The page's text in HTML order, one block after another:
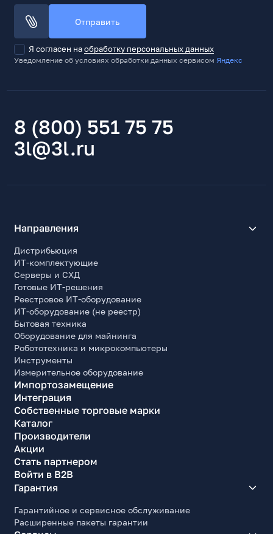
режим работы, уровень заряда
Подсветка зоны уборки
Да
Потребляемая мощность, Вт
855
Съемный аккумулятор
Емкость аккумулятора, мАч
3200
Напряжение аккумулятора, В
29.6
Время зарядки, час
4
Время работы на одном заряде, мин
160
Прочие характеристики
Уровень шума, дБа
89
Напольная подставка
да
да
Материал корпуса
Пластик
Отправить
Я согласен наобработку персональных данных
Уведомление об условиях обработки данных сервисомЯндекс
8 (800) 551 75 75
3l@3l.ru
Направления
Дистрибьюция
ИТ-комплектующие
Серверы и СХД
Готовые ИТ-решения
Реестровое ИТ-оборудование
ИТ-оборудование (не реестр)
Бытовая техника
Оборудование для майнинга
Робототехника и микрокомпьютеры
Инструменты
Измерительное оборудование
Импортозамещение
Интеграция
Собственные торговые марки
Каталог
Производители
Акции
Стать партнером
Войти в B2B
Гарантия
Гарантийное и сервисное обслуживание
Расширенные пакеты гарантии